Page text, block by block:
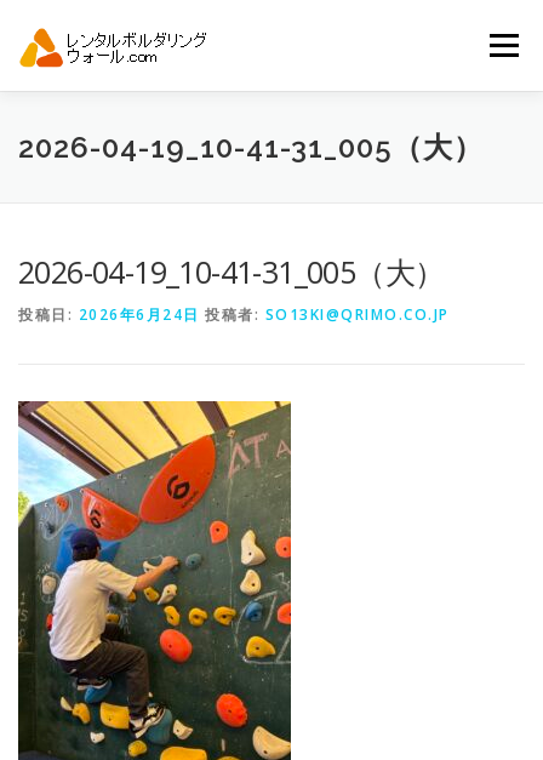
メニュー
トップ 自動見積り 商品一覧
2026-04-19_10-41-31_005（大）
2026-04-19_10-41-31_005（大）
投稿日: 2026年6月24日 投稿者: SO13KI@QRIMO.CO.JP